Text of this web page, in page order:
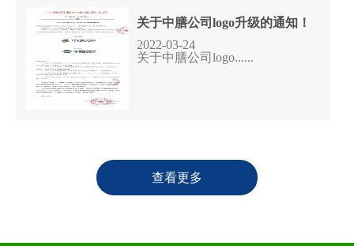
关于中膳公司logo升级的通知！
2022-03-24
关于中膳公司logo......
查看更多